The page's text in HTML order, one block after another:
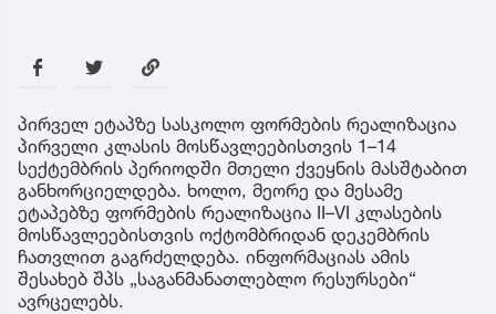
პირველ ეტაპზე სასკოლო ფორმების რეალიზაცია
პირველი კლასის მოსწავლეებისთვის 1–14
სექტემბრის პერიოდში მთელი ქვეყნის მასშტაბით
განხორციელდება. ხოლო, მეორე და მესამე
ეტაპებზე ფორმების რეალიზაცია II–VI კლასების
მოსწავლეებისთვის ოქტომბრიდან დეკემბრის
ჩათვლით გაგრძელდება. ინფორმაციას ამის
შესახებ შპს „საგანმანათლებლო რესურსები“
ავრცელებს.